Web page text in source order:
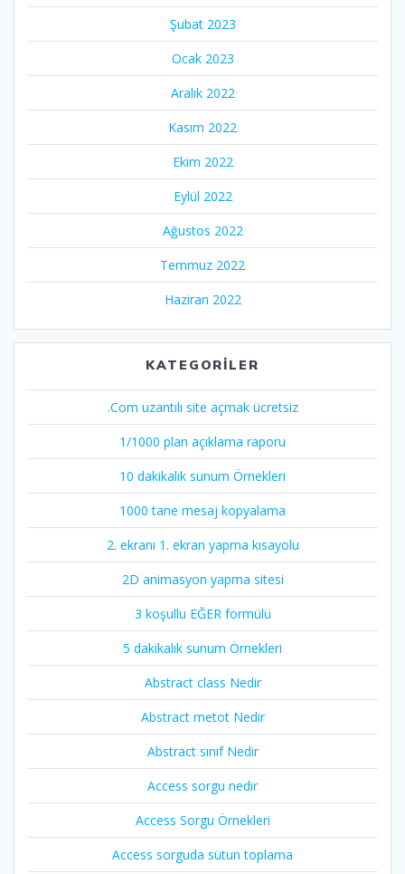
Şubat 2023
Ocak 2023
Aralık 2022
Kasım 2022
Ekim 2022
Eylül 2022
Ağustos 2022
Temmuz 2022
Haziran 2022
KATEGORILER
.Com uzantılı site açmak ücretsiz
1/1000 plan açıklama raporu
10 dakikalık sunum Örnekleri
1000 tane mesaj kopyalama
2. ekranı 1. ekran yapma kısayolu
2D animasyon yapma sitesi
3 koşullu EĞER formülü
5 dakikalık sunum Örnekleri
Abstract class Nedir
Abstract metot Nedir
Abstract sınıf Nedir
Access sorgu nedir
Access Sorgu Örnekleri
Access sorguda sütun toplama